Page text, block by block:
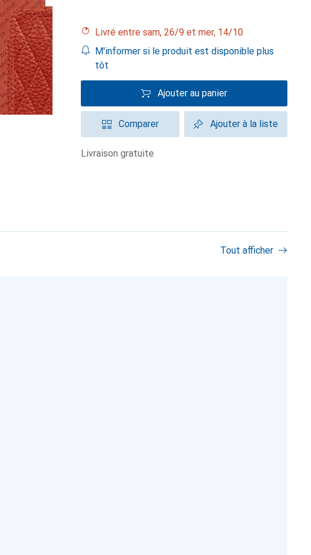
Livré entre sam, 26/9 et mer, 14/10
M'informer si le produit est disponible plus
tôt
Ajouter au panier
Comparer Ajouter à la liste
livraison gratuite
Tout afficher